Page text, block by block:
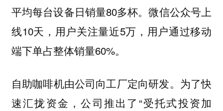
平均每台设备日销量80多杯。微信公众号上
线10天，用户关注量近5万，用户通过移动
端下单占整体销量60%。
自助咖啡机由公司向工厂定向研发。为了快
速汇拢资金，公司推出了“受托式投资加